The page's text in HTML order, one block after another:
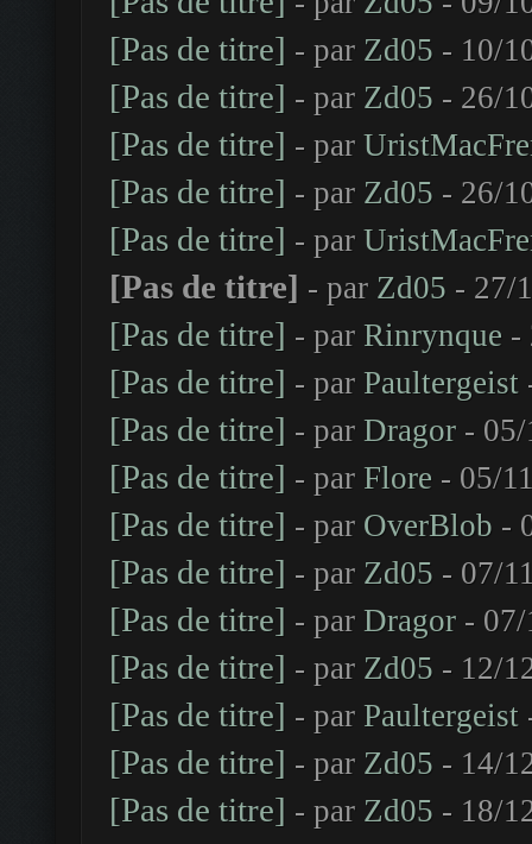
[Pas de titre] - par Zd05 - 10/
[Pas de titre] - par Zd05 - 26/
[Pas de titre] - par
[Pas de titre] - par Zd05 - 26/
[Pas de titre] - par
[Pas de titre] - par Zd05 - 27/
[Pas de titre] - par Rinrynque -
[Pas de titre] - par Paultergeist
[Pas de titre] - par Dragor -
[Pas de titre] - par Flore - 05/
[Pas de titre] - par OverBlob -
[Pas de titre] - par Zd05 - 07/
[Pas de titre] - par Dragor -
[Pas de titre] - par Zd05 - 12/
[Pas de titre] - par Paultergeist
[Pas de titre] - par Zd05 - 14/
[Pas de titre] - par Zd05 - 18/